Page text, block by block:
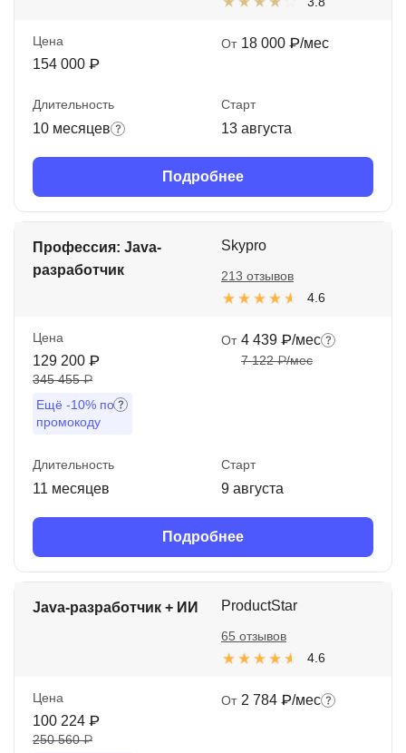
Цена
154 000 ₽
От 18 000 ₽/мес
Длительность
10 месяцев
Старт
13 августа
Подробнее
Профессия: Java-
разработчик
Skypro
4.6
213 отзывов
Цена
129 200 ₽
345 455 ₽
Ещё -10% по
промокоду
От 4 439 ₽/мес
7 122 ₽/мес
Длительность
11 месяцев
Старт
9 августа
Подробнее
Java-разработчик + ИИ ProductStar
4.6
65 отзывов
Цена
100 224 ₽
250 560 ₽
От 2 784 ₽/мес